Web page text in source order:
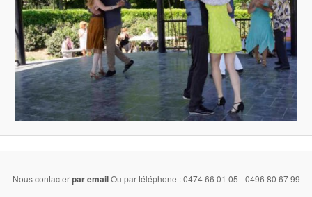
Nous contacterpar emailOu par téléphone : 0474 66 01 05 - 0496 80 67 99